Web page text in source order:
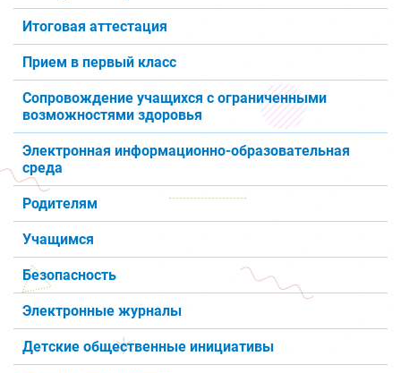
Итоговая аттестация
Прием в первый класс
Сопровождение учащихся с ограниченными
возможностями здоровья
Электронная информационно-образовательная
среда
Родителям
Учащимся
Безопасность
Электронные журналы
Детские общественные инициативы